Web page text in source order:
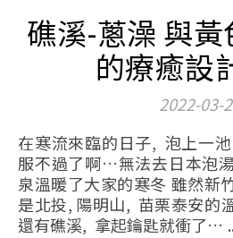
礁溪-蔥澡 與
的療癒設
2022-03-
在寒流來臨的日子, 泡上一池熱熱的溫泉真的再舒
服不過了啊…無法去日本泡
泉溫暖了大家的寒冬 雖然新
是北投, 陽明山, 苗栗泰安的
還有礁溪, 拿起鑰匙就衝了…